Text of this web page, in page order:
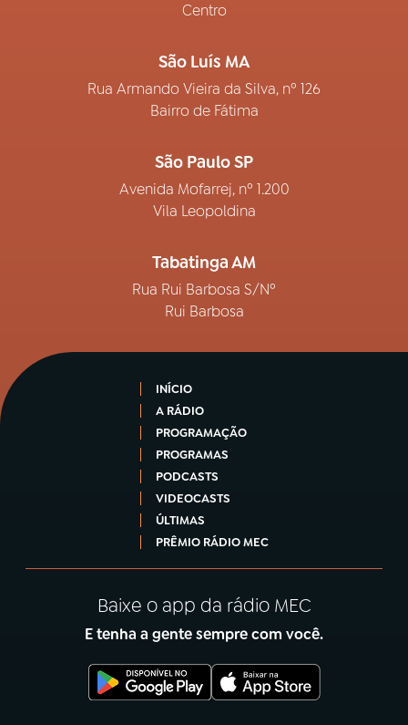
Centro
São Luís MA
Rua Armando Vieira da Silva, nº 126
Bairro de Fátima
São Paulo SP
Avenida Mofarrej, nº 1.200
Vila Leopoldina
Tabatinga AM
Rua Rui Barbosa S/Nº
Rui Barbosa
INÍCIO
A RÁDIO
PROGRAMAÇÃO
PROGRAMAS
PODCASTS
VIDEOCASTS
ÚLTIMAS
PRÊMIO RÁDIO MEC
Baixe o app da rádio MEC
E tenha a gente sempre com você.